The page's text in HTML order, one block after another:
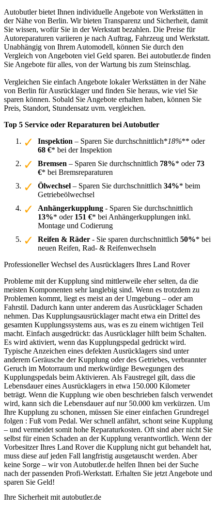
Autobutler bietet Ihnen individuelle Angebote von Werkstätten in
der Nähe von Berlin. Wir bieten Transparenz und Sicherheit, damit
Sie wissen, wofür Sie in der Werkstatt bezahlen. Die Preise für
Autoreparaturen variieren je nach Auftrag, Fahrzeug und Werkstatt.
Unabhängig von Ihrem Automodell, können Sie durch den
Vergleich von Angeboten viel Geld sparen. Bei autobutler.de finden
Sie Angebote für alles, von der Wartung bis zum Steinschlag.
Vergleichen Sie einfach Angebote lokaler Werkstätten in der Nähe
von Berlin für Ausrücklager und finden Sie heraus, wie viel Sie
sparen können. Sobald Sie Angebote erhalten haben, können Sie
Preis, Standort, Stundensatz uvm. vergleichen.
Top 5 Service oder Reparaturen bei Autobutler
Inspektion – Sparen Sie durchschnittlich*18%** oder
68 €* bei der Inspektion
Bremsen – Sparen Sie durchschnittlich 78%* oder 73
€* bei Bremsreparaturen
Ölwechsel – Sparen Sie durchschnittlich 34%* beim
Getriebeölwechsel
Anhängerkupplung - Sparen Sie durchschnittlich
13%* oder 151 €* bei Anhängerkupplungen inkl.
Montage und Codierung
Reifen & Räder - Sie sparen durchschnittlich 50%* bei
neuen Reifen, Rad- & Reifenwechseln
Professioneller Wechsel des Ausrücklagers Ihres Land Rover
Probleme mit der Kupplung sind mittlerweile eher selten, da die
meisten Komponenten sehr langlebig sind. Wenn es trotzdem zu
Problemen kommt, liegt es meist an der Umgebung – oder am
Fahrstil. Dadurch kann unter anderem das Ausrücklager Schaden
nehmen. Das Kupplungsausrücklager macht etwa ein Drittel des
gesamten Kupplungssystems aus, was es zu einem wichtigen Teil
macht. Einfach ausgedrückt: das Ausrücklager hilft beim Schalten.
Es wird aktiviert, wenn das Kupplungspedal gedrückt wird.
Typische Anzeichen eines defekten Ausrücklagers sind unter
anderem Geräusche der Kupplung oder des Getriebes, verbrannter
Geruch im Motorraum und merkwürdige Bewegungen des
Kupplungspedals beim Aktivieren. Als Faustregel gilt, dass die
Lebensdauer eines Ausrücklagers in etwa 150.000 Kilometer
beträgt. Wenn die Kupplung wie oben beschrieben falsch verwendet
wird, kann sich die Lebensdauer auf nur 50.000 km verkürzen. Um
Ihre Kupplung zu schonen, müssen Sie einer einfachen Grundregel
folgen : Fuß vom Pedal. Wer schnell anfährt, schont seine Kupplung
– und vermeidet somit hohe Reparaturkosten. Oft sind aber nicht Sie
selbst für einen Schaden an der Kupplung verantwortlich. Wenn der
Vorbesitzer Ihres Land Rover die Kupplung nicht gut behandelt hat,
muss diese auf jeden Fall langfristig ausgetauscht werden. Aber
keine Sorge – wir von Autobutler.de helfen Ihnen bei der Suche
nach der passenden Profi-Werkstatt. Erhalten Sie jetzt Angebote und
sparen Sie Geld!
Ihre Sicherheit mit autobutler.de